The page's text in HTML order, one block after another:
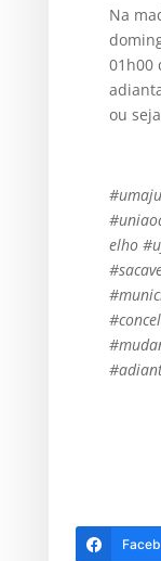
Na
01h00
ou
elho